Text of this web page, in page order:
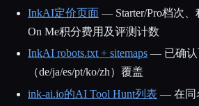
InkAI定价页面 — Starter/Pro档次、
On Me积分费用及评测计数
InkAI robots.txt + sitemaps — 已确认
（de/ja/es/pt/ko/zh）覆盖
ink-ai.io的AI Tool Hunt列表 — 在同